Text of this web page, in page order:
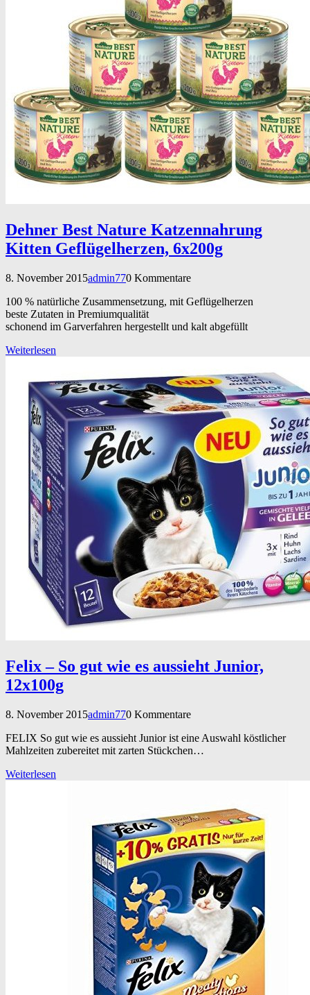
Dehner Best Nature Katzennahrung
Kitten Geflügelherzen, 6x200g
8. November 2015admin770 Kommentare
100 % natürliche Zusammensetzung, mit Geflügelherzen
beste Zutaten in Premiumqualität
schonend im Garverfahren hergestellt und kalt abgefüllt
Weiterlesen
Felix – So gut wie es aussieht Junior,
12x100g
8. November 2015admin770 Kommentare
FELIX So gut wie es aussieht Junior ist eine Auswahl köstlicher
Mahlzeiten zubereitet mit zarten Stückchen…
Weiterlesen